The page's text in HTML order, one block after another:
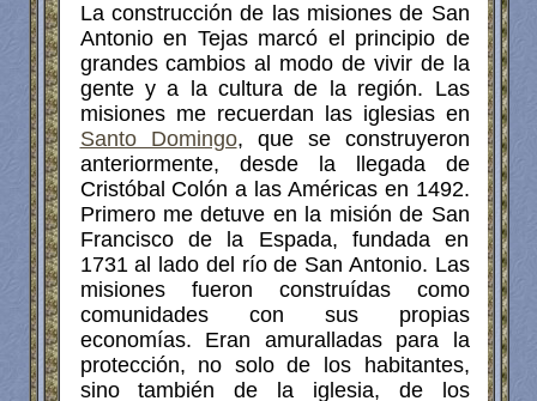
La construcción de las misiones de San
Antonio en Tejas marcó el principio de
grandes cambios al modo de vivir de la
gente y a la cultura de la región. Las
misiones me recuerdan las iglesias en
Santo Domingo, que se construyeron
anteriormente, desde la llegada de
Cristóbal Colón a las Américas en 1492.
Primero me detuve en la misión de San
Francisco de la Espada, fundada en
1731 al lado del río de San Antonio. Las
misiones fueron construídas como
comunidades con sus propias
economías. Eran amuralladas para la
protección, no solo de los habitantes,
sino también de la iglesia, de los